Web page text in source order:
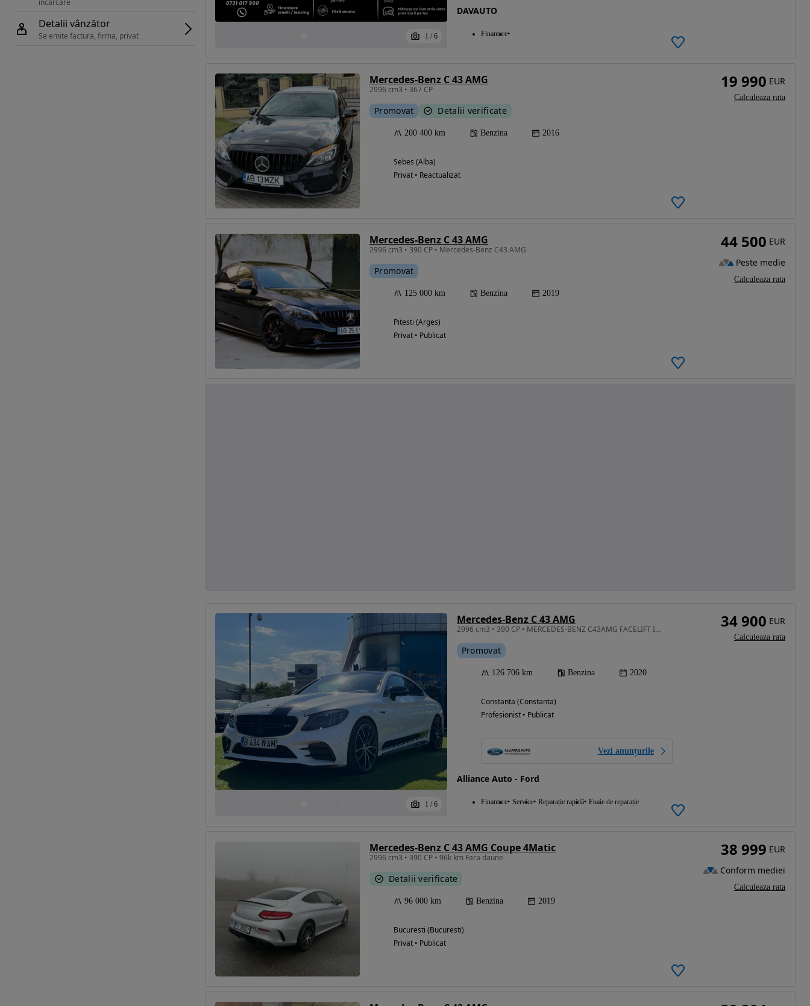
Detalii vânzător
Se emite factura, firma, privat 1 / 6
DAVAUTO
Finantare
Mercedes-Benz C 43 AMG
2996 cm3 • 367 CP
Promovat Detalii verificate
200 400 km Benzina 2016
Sebes (Alba)
Privat • Reactualizat
19 990 EUR
Calculeaza rata
Mercedes-Benz C 43 AMG
2996 cm3 • 390 CP • Mercedes-Benz C43 AMG
Promovat
125 000 km Benzina 2019
Pitesti (Arges)
Privat • Publicat
44 500 EUR
Peste medie
Calculeaza rata
1 / 6
Mercedes-Benz C 43 AMG
2996 cm3 • 390 CP • MERCEDES-BENZ C43AMG FACELIFT IN STOC CONSTANTA
Promovat
126 706 km Benzina 2020
Constanta (Constanta)
Profesionist • Publicat
Vezi anunțurile
Alliance Auto - Ford
Finantare Service Reparație rapidă Foaie de reparație
34 900 EUR
Calculeaza rata
Mercedes-Benz C 43 AMG Coupe 4Matic
2996 cm3 • 390 CP • 96k km Fara daune
Detalii verificate
96 000 km Benzina 2019
Bucuresti (Bucuresti)
Privat • Publicat
38 999 EUR
Conform mediei
Calculeaza rata